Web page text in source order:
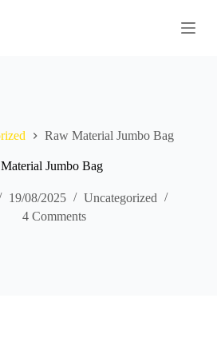
Raw Material Jumbo Bag
Jumbo Bag
19/08/2025
Uncategorized
4 Comments